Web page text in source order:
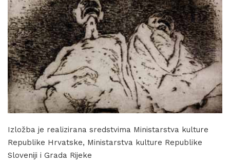
Izložba je realizirana sredstvima Ministarstva kulture
Republike Hrvatske, Ministarstva kulture Republike
Sloveniji i Grada Rijeke